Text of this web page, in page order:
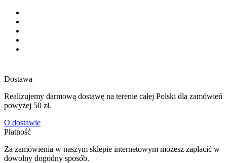
Dostawa
Realizujemy darmową dostawę na terenie całej Polski dla zamówień
powyżej 50 zł.
O dostawie
Płatność
Za zamówienia w naszym sklepie internetowym możesz zapłacić w
dowolny dogodny sposób.